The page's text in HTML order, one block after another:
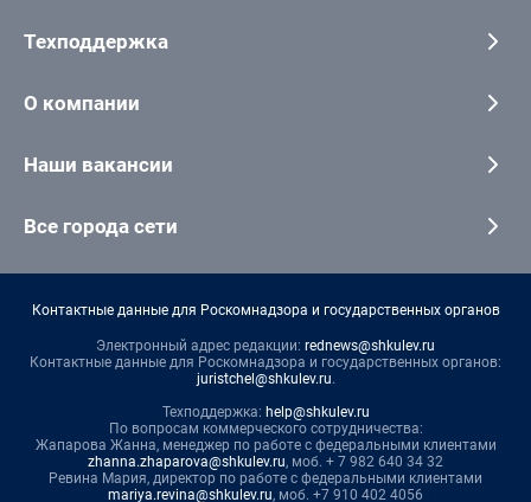
Техподдержка
О компании
Наши вакансии
Все города сети
Контактные данные для Роскомнадзора и государственных органов
Электронный адрес редакции: rednews@shkulev.ru
Контактные данные для Роскомнадзора и государственных органов:
juristchel@shkulev.ru.
Техподдержка: help@shkulev.ru
По вопросам коммерческого сотрудничества:
Жапарова Жанна, менеджер по работе с федеральными клиентами
zhanna.zhaparova@shkulev.ru, моб. + 7 982 640 34 32
Ревина Мария, директор по работе с федеральными клиентами
mariya.revina@shkulev.ru, моб. +7 910 402 4056